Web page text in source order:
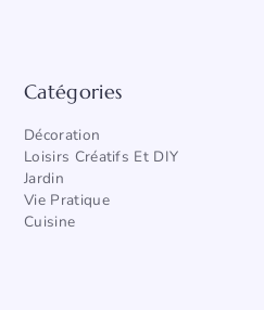
Catégories
Décoration
Loisirs Créatifs Et DIY
Jardin
Vie Pratique
Cuisine